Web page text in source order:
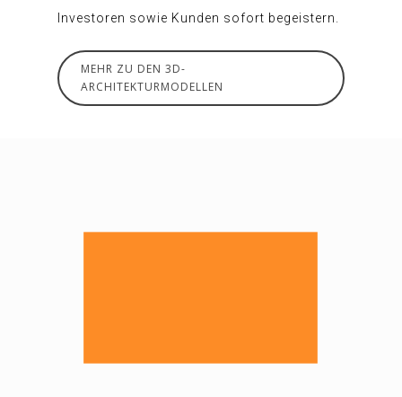
Investoren sowie Kunden sofort begeistern.
MEHR ZU DEN 3D-
ARCHITEKTURMODELLEN